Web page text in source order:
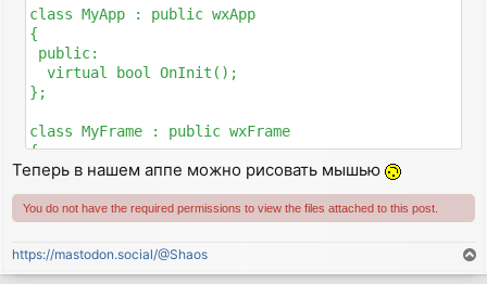
  wxString msg;
msg.Printf(wxT("Hello and welcome to %s"),
wxMessageBox(msg, wxT("About Minimal"), wxOK |
{
  Close();
}
void MyFrame::OnSize(wxSizeEvent& event)
{
  wxSize size = GetSize();
  int dx = size.GetWidth();
class MyApp : public wxApp
{
public:
  virtual bool OnInit();
};
class MyFrame : public wxFrame
{
public:
  void OnQuit(wxCommandEvent& event);
  void OnSize(wxSizeEvent& event);
  void OnMotion(wxMouseEvent& event);
Теперь в нашем аппе можно рисовать мышью
You do not have the required permissions to view the files attached to this post.
https://mastodon.social/@Shaos
o